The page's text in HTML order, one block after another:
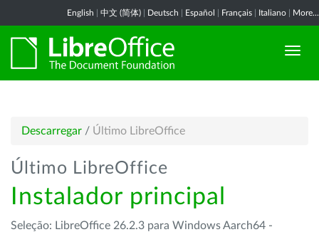
English 中文 (简体) Deutsch Español Français Italiano More...
Descarregar / Último LibreOffice
Último LibreOffice
Instalador principal
Seleção: LibreOffice 26.2.3 para Windows Aarch64 -